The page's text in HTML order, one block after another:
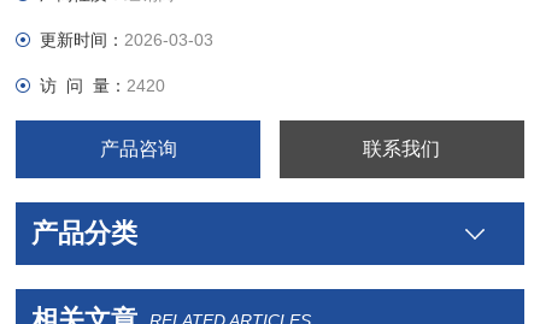
更新时间： 2026-03-03
访 问 量： 2420
产品咨询 联系我们
产品分类